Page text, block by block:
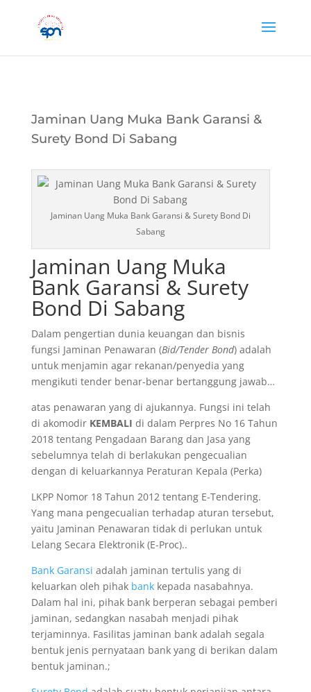
Jaminan Uang Muka Bank Garansi &
Surety Bond Di Sabang
Jaminan Uang Muka Bank Garansi & Surety Bond Di
Sabang
Jaminan Uang Muka
Bank Garansi & Surety
Bond Di Sabang
Dalam pengertian dunia keuangan dan bisnis
fungsi Jaminan Penawaran (Bid/Tender Bond) adalah
untuk menjamin agar rekanan/penyedia yang
mengikuti tender benar-benar bertanggung jawab…
atas penawaran yang di ajukannya. Fungsi ini telah
di akomodir KEMBALI di dalam Perpres No 16 Tahun
2018 tentang Pengadaan Barang dan Jasa yang
sebelumnya telah di berlakukan pengecualian
dengan di keluarkannya Peraturan Kepala (Perka)
LKPP Nomor 18 Tahun 2012 tentang E-Tendering.
Yang mana pengecualian terhadap aturan tersebut,
yaitu Jaminan Penawaran tidak di perlukan untuk
Lelang Secara Elektronik (E-Proc)..
Bank Garansi adalah jaminan tertulis yang di
keluarkan oleh pihak bankkepada nasabahnya.
Dalam hal ini, pihak bank berperan sebagai pemberi
jaminan, sedangkan nasabah menjadi pihak
terjaminnya. Fasilitas jaminan bank adalah segala
bentuk jenis pernyataan bank yang di berikan dalam
bentuk jaminan.;